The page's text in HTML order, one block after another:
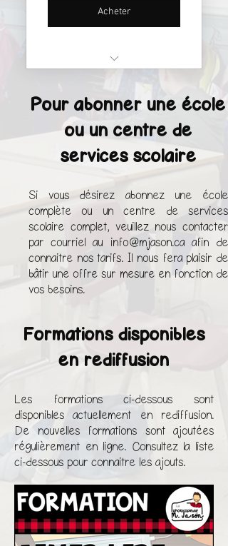
Acheter
Accès illimité aux rediffusions
de formations pendant 1 mois
partagées pendant la formation
Pour abonner une école
ou un centre de
services scolaire
Si vous désirez abonnezune école
complète ou un centre de services
scolaire complet, veuillez nous contacter
par courriel au info@mjason.caafin de
connaitre nos tarifs. Il nous fera plaisir de
bâtir une offre sur mesure en fonction de
vos besoins.
Formations disponibles
en rediffusion
Les formations ci-dessous sont
disponibles actuellement en rediffusion.
De nouvelles formations sont ajoutées
régulièrement en ligne. Consultez la liste
ci-dessous pour connaitre les ajouts.